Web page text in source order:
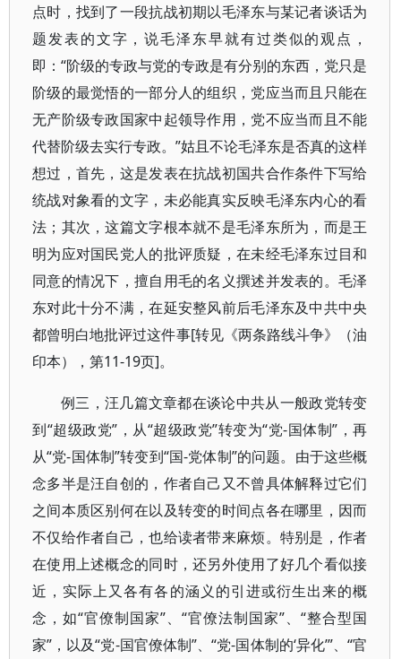
点时，找到了一段抗战初期以毛泽东与某记者谈话为
题发表的文字，说毛泽东早就有过类似的观点，
即：“阶级的专政与党的专政是有分别的东西，党只是
阶级的最觉悟的一部分人的组织，党应当而且只能在
无产阶级专政国家中起领导作用，党不应当而且不能
代替阶级去实行专政。”姑且不论毛泽东是否真的这样
想过，首先，这是发表在抗战初国共合作条件下写给
统战对象看的文字，未必能真实反映毛泽东内心的看
法；其次，这篇文字根本就不是毛泽东所为，而是王
明为应对国民党人的批评质疑，在未经毛泽东过目和
同意的情况下，擅自用毛的名义撰述并发表的。毛泽
东对此十分不满，在延安整风前后毛泽东及中共中央
都曾明白地批评过这件事[转见《两条路线斗争》（油
印本），第11-19页]。
例三，汪几篇文章都在谈论中共从一般政党转变
到“超级政党”，从“超级政党”转变为“党-国体制”，再
从“党-国体制”转变到“国-党体制”的问题。由于这些概
念多半是汪自创的，作者自己又不曾具体解释过它们
之间本质区别何在以及转变的时间点各在哪里，因而
不仅给作者自己，也给读者带来麻烦。特别是，作者
在使用上述概念的同时，还另外使用了好几个看似接
近，实际上又各有各的涵义的引进或衍生出来的概
念，如“官僚制国家”、“官僚法制国家”、“整合型国
家”，以及“党-国官僚体制”、“党-国体制的‘异化’”、“官